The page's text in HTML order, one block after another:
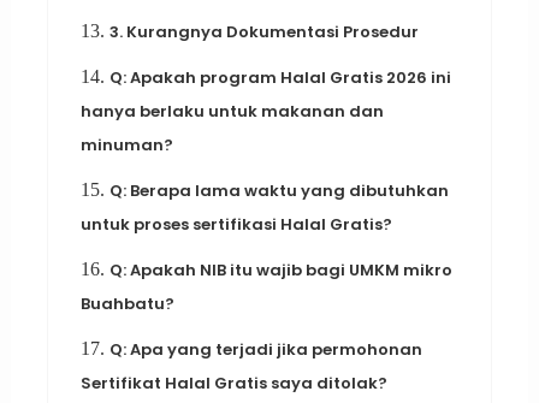
13. 3. Kurangnya Dokumentasi Prosedur
14. Q: Apakah program Halal Gratis 2026 ini
hanya berlaku untuk makanan dan
minuman?
15. Q: Berapa lama waktu yang dibutuhkan
untuk proses sertifikasi Halal Gratis?
16. Q: Apakah NIB itu wajib bagi UMKM mikro
Buahbatu?
17. Q: Apa yang terjadi jika permohonan
Sertifikat Halal Gratis saya ditolak?